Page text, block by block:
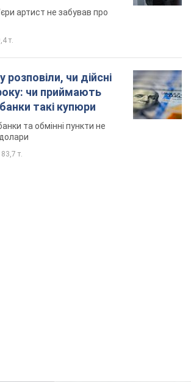
артист не забував про
т.
чи дійсні
чи приймають
такі купюри
та обмінні пункти не
83,7 т.